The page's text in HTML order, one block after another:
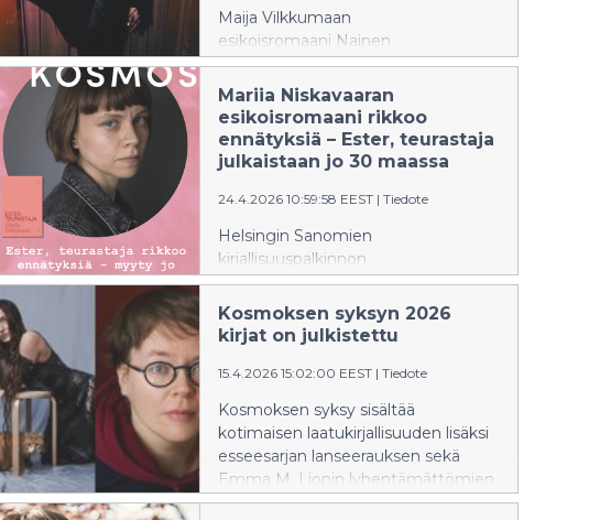
Maija Vilkkumaan
esikoisromaani Nainen
katolla julkaistaan ääni- ja e-
kirjana keskiviikkona 10. Kesäkuuta. Äänikirjan
Vilkkumaa itse.
Mariia Niskavaaran
esikoisromaani rikkoo
ennätyksiä – Ester, teurastaja
julkaistaan jo 30 maassa
24.4.2026 10:59:58 EEST | Tiedote
Helsingin Sanomien
kirjallisuuspalkinnon
voittanut Mariia Niskavaaran
romaani Ester, teurastaja (Kosmos
2025) on noussut poikkeukselliseksi
kansainväliseksi
menestykseksi. Teoksen oikeudet
mukaan lukien. Oikeudet on myyty
vain kymmenessä viikossa, mikä
tekee siitä yhden suomalaisen
nykykirjallisuuden nopeimmin
Kosmoksen syksyn 2026
kirjat on julkistettu
15.4.2026 15:02:00 EEST | Tiedote
Kosmoksen syksy sisältää
kotimaisen laatukirjallisuuden lisäksi
esseesarjan lanseerauksen sekä
Emma M. Lionin lyhentämättömien
päiväkirjojen kaksi ensimmäistä osaa.